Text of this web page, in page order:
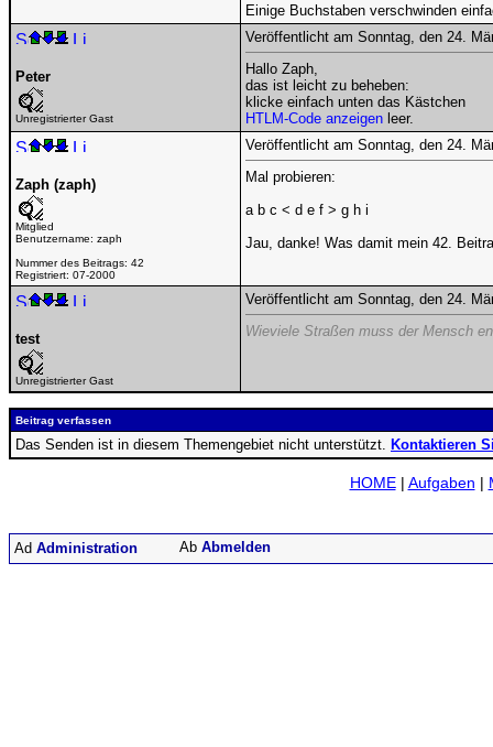
Einige Buchstaben verschwinden
Peter
Unregistrierter Gast
Veröffentlicht am Sonntag, den 24.
Hallo Zaph,
das ist leicht zu beheben:
klicke einfach unten das Kästchen
HTLM-Code anzeigen leer.
Zaph (zaph)
Mitglied
Benutzername: zaph
Nummer des Beitrags: 42
Registriert: 07-2000
Veröffentlicht am Sonntag, den 24.
Mal probieren:
a b c < d e f > g h i
Jau, danke! Was damit mein 42.
test
Unregistrierter Gast
Veröffentlicht am Sonntag, den 24.
Wieviele Straßen muss der Mensch
Beitrag verfassen
Das Senden ist in diesem Themengebiet nicht unterstützt. Kontaktieren
HOME| Aufgaben |
Administration Abmelden